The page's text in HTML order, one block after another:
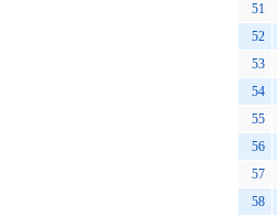
51
52
53
54
55
56
57
58